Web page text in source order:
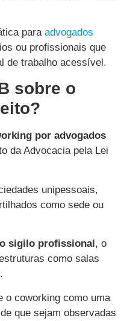
para advogados
ou profissionais que
de trabalho acessível.
sobre o
por advogados
da Advocacia pela Lei
unipessoais,
como sede ou
sigilo profissional , o
como salas
o coworking como uma
que sejam observadas